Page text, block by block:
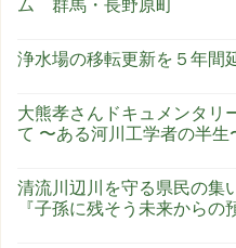
ム 群馬・長野原町
浄水場の移転更新を５年
大熊孝さんドキュメンタ
て 〜ある河川工学者の半生
清流川辺川を守る県民の集
『子孫に残そう未来から